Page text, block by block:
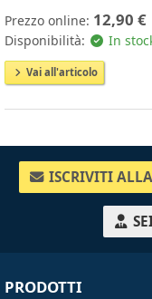
Prezzo online: 12,90 €
Disponibilità: In
Vai all'articolo
ISCRIVITI
PRODOTTI